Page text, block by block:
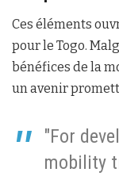
Ces éléments
pour le Togo.
bénéfices de la
un avenir
"For
mobility